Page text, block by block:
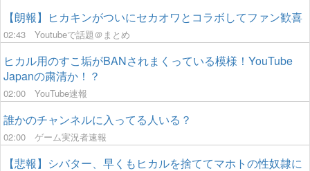
【朗報】ヒカキンがついにセカオワとコラボしてファン歓喜
02:43 Youtubeで話題＠まとめ
ヒカル用のすこ垢がBANされまくっている模様！YouTube
Japanの粛清か！？
02:00 YouTube速報
誰かのチャンネルに入ってる人いる？
02:00 ゲーム実況者速報
【悲報】シバター、早くもヒカルを捨ててマホトの性奴隷に